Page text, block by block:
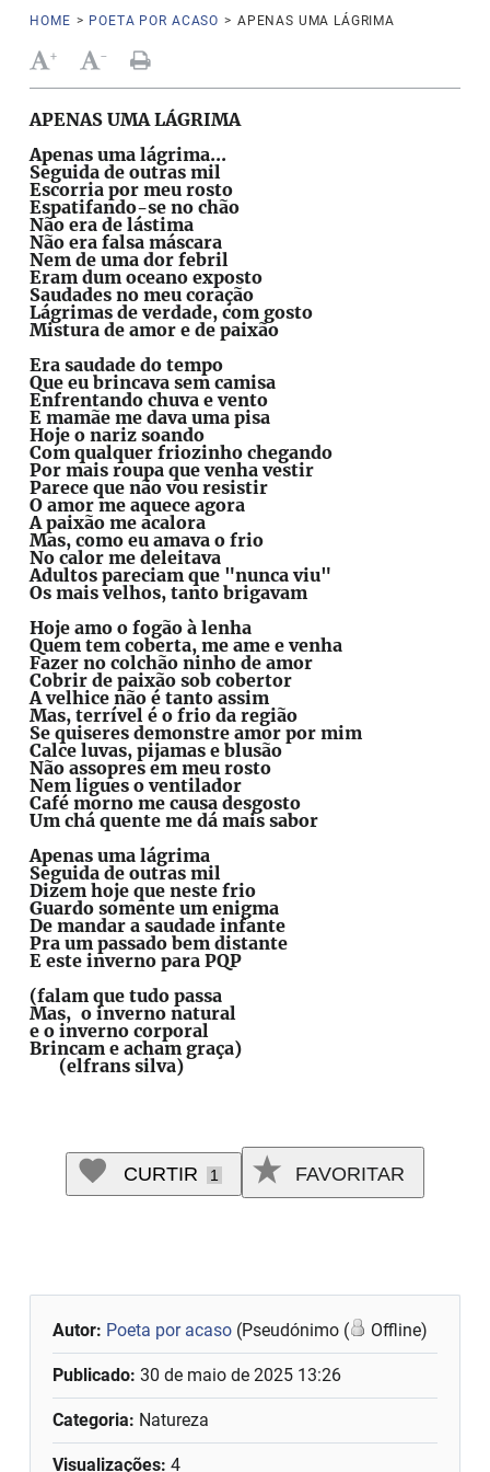
HOME > POETA POR ACASO > APENAS UMA LÁGRIMA
+ -
APENAS UMA LÁGRIMA
Apenas uma lágrima...
Seguida de outras mil
Escorria por meu rosto
Espatifando-se no chão
Não era de lástima
Não era falsa máscara
Nem de uma dor febril
Eram dum oceano exposto
Saudades no meu coração
Lágrimas de verdade, com gosto
Mistura de amor e de paixão
Era saudade do tempo
Que eu brincava sem camisa
Enfrentando chuva e vento
E mamãe me dava uma pisa
Hoje o nariz soando
Com qualquer friozinho chegando
Por mais roupa que venha vestir
Parece que não vou resistir
O amor me aquece agora
A paixão me acalora
Mas, como eu amava o frio
No calor me deleitava
Adultos pareciam que "nunca viu"
Os mais velhos, tanto brigavam
Hoje amo o fogão à lenha
Quem tem coberta, me ame e venha
Fazer no colchão ninho de amor
Cobrir de paixão sob cobertor
A velhice não é tanto assim
Mas, terrível é o frio da região
Se quiseres demonstre amor por mim
Calce luvas, pijamas e blusão
Não assopres em meu rosto
Nem ligues o ventilador
Café morno me causa desgosto
Um chá quente me dá mais sabor
Apenas uma lágrima
Seguida de outras mil
Dizem hoje que neste frio
Guardo somente um enigma
De mandar a saudade infante
Pra um passado bem distante
E este inverno para PQP
(falam que tudo passa
Mas, o inverno natural
e o inverno corporal
Brincam e acham graça)
(elfrans silva)
CURTIR 1 FAVORITAR
Autor: Poeta por acaso (Pseudónimo ( Offline)
Publicado:30 de maio de 2025 13:26
Categoria: Natureza
Visualizações: 4